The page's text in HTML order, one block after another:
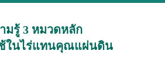
มรู้ 3 หมวดหลัก
ในไร่แทนคุณแผ่นดิน